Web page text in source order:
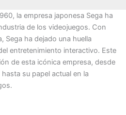
la empresa japonesa Sega ha
de los videojuegos. Con
Sega ha dejado una huella
entretenimiento interactivo. Este
de esta icónica empresa, desde
su papel actual en la